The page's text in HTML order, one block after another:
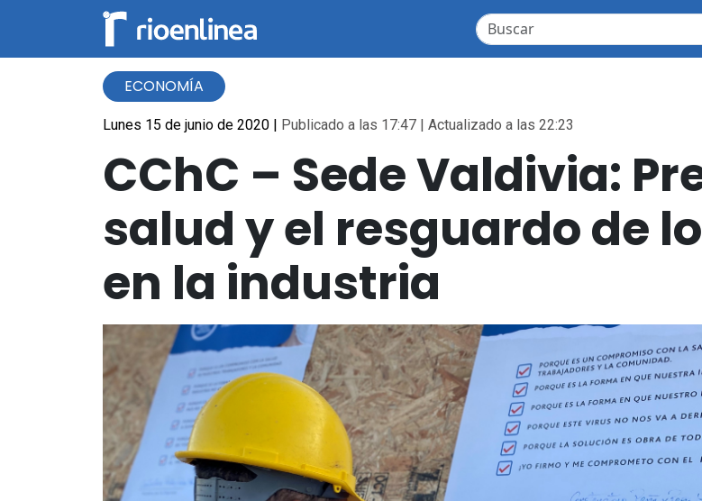
ECONOMÍA
Lunes 15 de junio de 2020 | Publicado a las 17:47 | Actualizado a las 22:23
CChC – Sede Valdivia:
salud y el resguardo de
en la industria